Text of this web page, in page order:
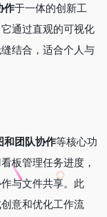
作于一体的创新工
通过直观的可视化
结合，适合个人与
和团队协作等核心功
板管理任务进度，
与文件共享。此
意和优化工作流